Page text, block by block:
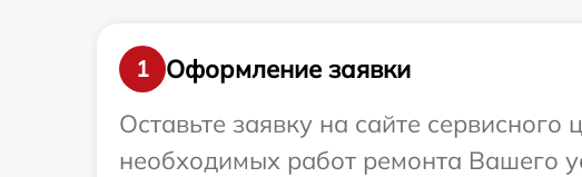
1
Оформление заявки
Оставьте заявку на сайте
необходимых работ ремонта Вашего